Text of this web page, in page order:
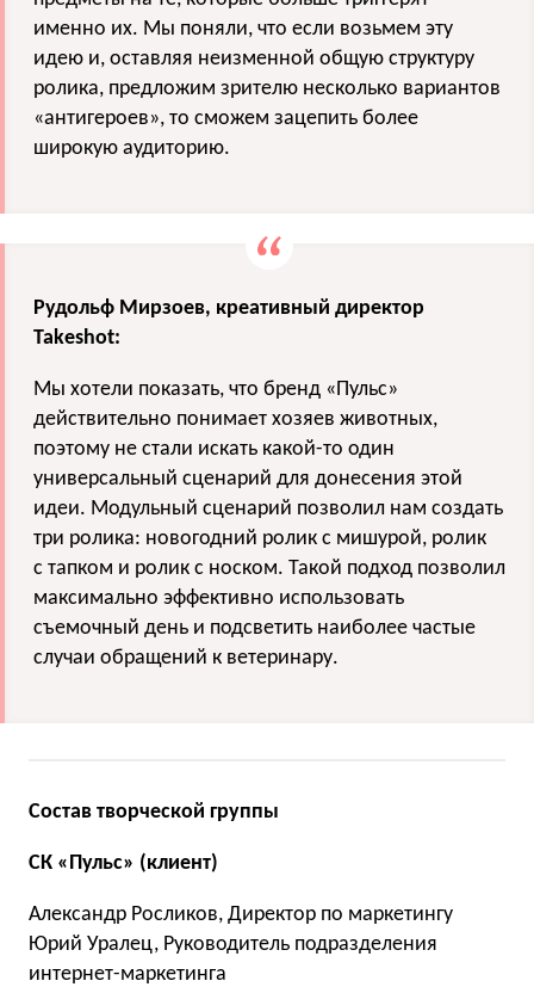
именно их. Мы поняли, что если возьмем эту
идею и, оставляя неизменной общую структуру
ролика, предложим зрителю несколько вариантов
«антигероев», то сможем зацепить более
широкую аудиторию.
Рудольф Мирзоев, креативный директор
Takeshot:
Мы хотели показать, что бренд «Пульс»
действительно понимает хозяев животных,
поэтому не стали искать какой-то один
универсальный сценарий для донесения этой
идеи. Модульный сценарий позволил нам создать
три ролика: новогодний ролик с мишурой, ролик
с тапком и ролик с носком. Такой подход позволил
максимально эффективно использовать
съемочный день и подсветить наиболее частые
случаи обращений к ветеринару.
Состав творческой группы
СК «Пульс» (клиент)
Александр Росликов, Директор по маркетингу
Юрий Уралец, Руководитель подразделения
интернет-маркетинга